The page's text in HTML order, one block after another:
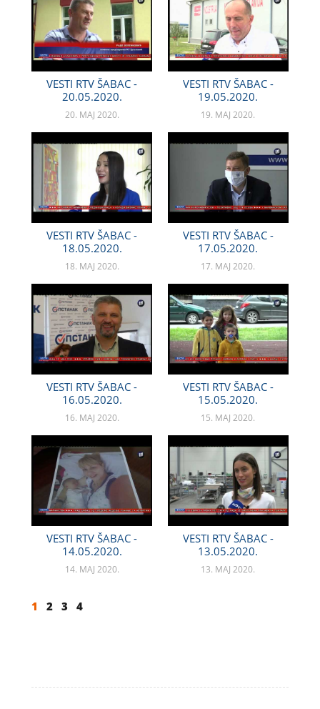
VESTI RTV ŠABAC -
20.05.2020.
20. MAJ 2020.
VESTI RTV ŠABAC -
19.05.2020.
19. MAJ 2020.
VESTI RTV ŠABAC -
18.05.2020.
18. MAJ 2020.
VESTI RTV ŠABAC -
17.05.2020.
17. MAJ 2020.
VESTI RTV ŠABAC -
16.05.2020.
16. MAJ 2020.
VESTI RTV ŠABAC -
15.05.2020.
15. MAJ 2020.
VESTI RTV ŠABAC -
14.05.2020.
14. MAJ 2020.
VESTI RTV ŠABAC -
13.05.2020.
13. MAJ 2020.
1 2 3 4